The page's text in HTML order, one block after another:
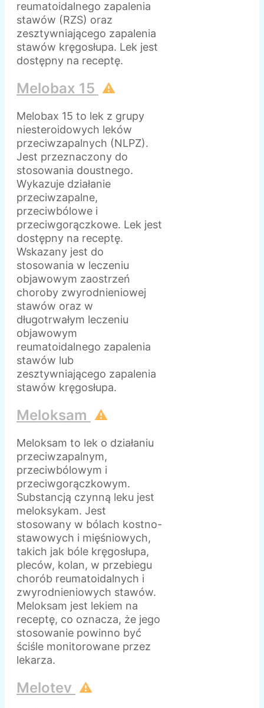
reumatoidalnego zapalenia
stawów (RZS) oraz
zesztywniającego zapalenia
stawów kręgosłupa. Lek jest
dostępny na receptę.
Melobax 15 ⚠️
Melobax 15 to lek z grupy
niesteroidowych leków
przeciwzapalnych (NLPZ).
Jest przeznaczony do
stosowania doustnego.
Wykazuje działanie
przeciwzapalne,
przeciwbólowe i
przeciwgorączkowe. Lek jest
dostępny na receptę.
Wskazany jest do
stosowania w leczeniu
objawowym zaostrzeń
choroby zwyrodnieniowej
stawów oraz w
długotrwałym leczeniu
objawowym
reumatoidalnego zapalenia
stawów lub
zesztywniającego zapalenia
stawów kręgosłupa.
Meloksam ⚠️
Meloksam to lek o działaniu
przeciwzapalnym,
przeciwbólowym i
przeciwgorączkowym.
Substancją czynną leku jest
meloksykam. Jest
stosowany w bólach kostno-
stawowych i mięśniowych,
takich jak bóle kręgosłupa,
pleców, kolan, w przebiegu
chorób reumatoidalnych i
zwyrodnieniowych stawów.
Meloksam jest lekiem na
receptę, co oznacza, że jego
stosowanie powinno być
ściśle monitorowane przez
lekarza.
Melotev ⚠️